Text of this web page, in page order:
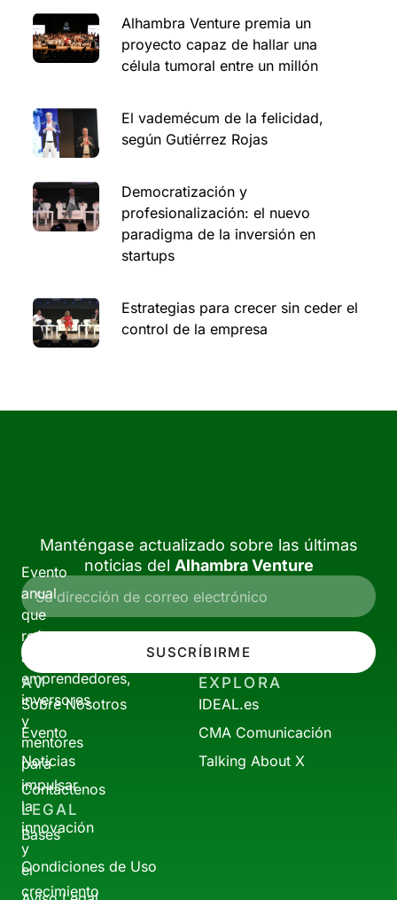
Alhambra Venture premia un
proyecto capaz de hallar una
célula tumoral entre un millón
El vademécum de la felicidad,
según Gutiérrez Rojas
Democratización y
profesionalización: el nuevo
paradigma de la inversión en
startups
Estrategias para crecer sin ceder el
control de la empresa
Evento
anual
que
reúne
a
emprendedores,
inversores
y
mentores
para
impulsar
la
innovación
y
el
crecimiento
Manténgase actualizado sobre las últimas
noticias del Alhambra Venture
SUSCRÍBIRME
AV
Sobre Nosotros
Evento
Noticias
Contáctenos
EXPLORA
IDEAL.es
CMA Comunicación
Talking About X
LEGAL
Bases
Condiciones de Uso